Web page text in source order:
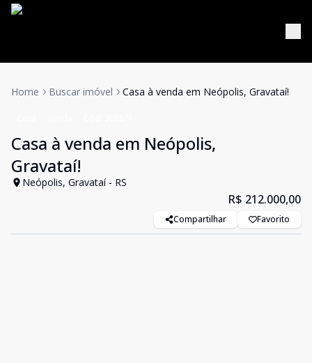
Home Buscar imóvel Casa à venda em Neópolis, Gravataí!
Casa à venda em Neópolis,
Gravataí!
Neópolis, Gravataí - RS
R$ 212.000,00
Compartilhar Favorito